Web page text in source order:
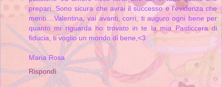
prepari. Sono sicura che avrai il successo e l'evidenza che
meriti....Valentina, vai avanti, corri, ti auguro ogni bene per
quanto mi riguarda ho trovato in te la mia Pasticcera di
fiducia, ti voglio un mondo di bene,<3
Maria Rosa
Rispondi